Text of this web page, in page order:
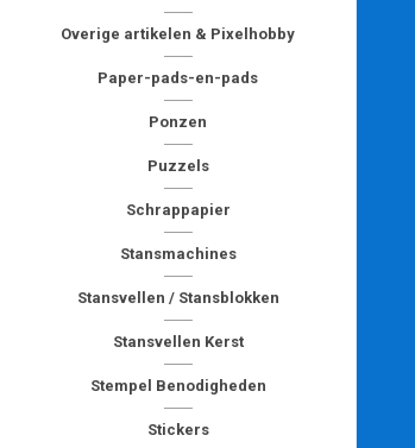
Overige artikelen & Pixelhobby
Paper-pads-en-pads
Ponzen
Puzzels
Schrappapier
Stansmachines
Stansvellen / Stansblokken
Stansvellen Kerst
Stempel Benodigheden
Stickers